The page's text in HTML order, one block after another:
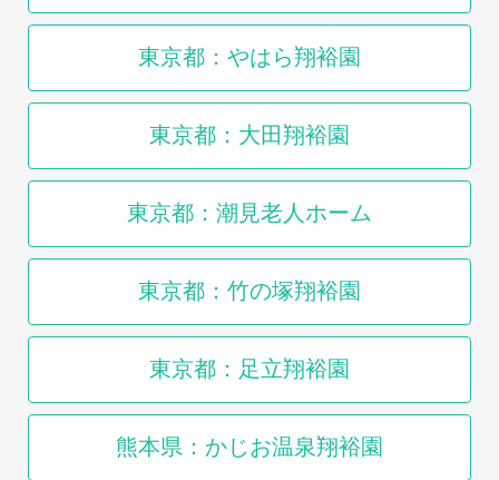
東京都：やはら翔裕園
東京都：大田翔裕園
東京都：潮見老人ホーム
東京都：竹の塚翔裕園
東京都：足立翔裕園
熊本県：かじお温泉翔裕園